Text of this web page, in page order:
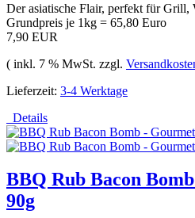
Der asiatische Flair, perfekt für
Grundpreis je 1kg = 65,80 Euro
7,90 EUR
( inkl. 7 % MwSt. zzgl.
Lieferzeit: 3-4 Werktage
Details
BBQ Rub Bacon
90g